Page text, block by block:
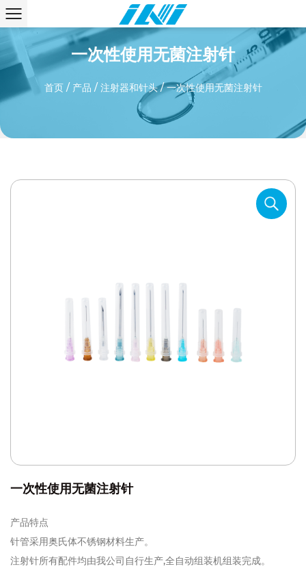
一次性使用无菌注射针
首页/ 产品 / 注射器和针头/一次性使用无菌注射针
一次性使用无菌注射针
产品特点
针管采用奥氏体不锈钢材料生产。
注射针所有配件均由我公司自行生产,全自动组装机组装完成。